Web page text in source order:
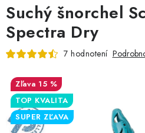
FREEDIVING
SPEARFISHING
POTÁPANIE
OBLEČENIE
Suchý šnorchel
Spectra Dry
7 hodnotení
15 %
TOP KVALITA
SUPER ZĽAVA